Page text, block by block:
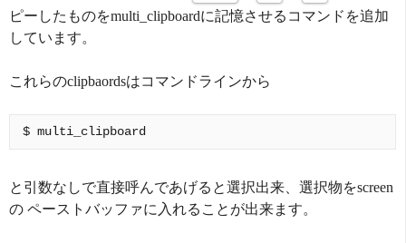
ピーしたものをmulti_clipboardに記憶させるコマンドを追加
しています。
これらのclipbaordsはコマンドラインから
と引数なしで直接呼んであげると選択出来、選択物をscreen
の ペーストバッファに入れることが出来ます。